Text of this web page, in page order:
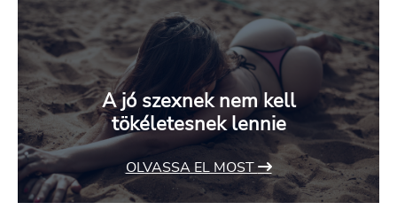
A jó szexnek nem kell
tökéletesnek lennie
OLVASSA EL MOST